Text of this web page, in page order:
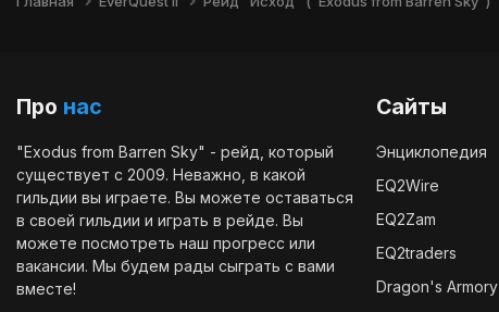
Про нас
"Exodus from Barren Sky" - рейд, который
существует с 2009. Неважно, в какой
гильдии вы играете. Вы можете оставаться
в своей гильдии и играть в рейде. Вы
можете посмотреть наш прогресс или
вакансии. Мы будем рады сыграть с вами
вместе!
Сайты
Энциклопедия
EQ2Wire
EQ2Zam
EQ2traders
Dragon's Armory